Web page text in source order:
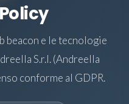
beacon e le tecnologie
S.r.l. (Andreella
conforme al GDPR.